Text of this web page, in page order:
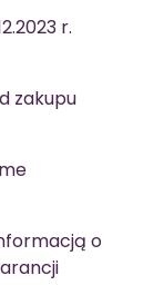
r.
zakupu
o